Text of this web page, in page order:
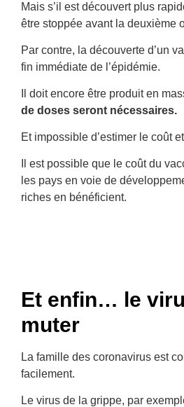
Mais s’il est découvert plus
être stoppée avant la deuxième
Par contre, la découverte d’un
fin immédiate de l’épidémie.
Il doit encore être produit en
de doses seront nécessaires.
Et impossible d’estimer le coût
Il est possible que le coût du
les pays en voie de
riches en bénéficient.
Et enfin… le
muter
La famille des coronavirus est
facilement.
Le virus de la grippe, par